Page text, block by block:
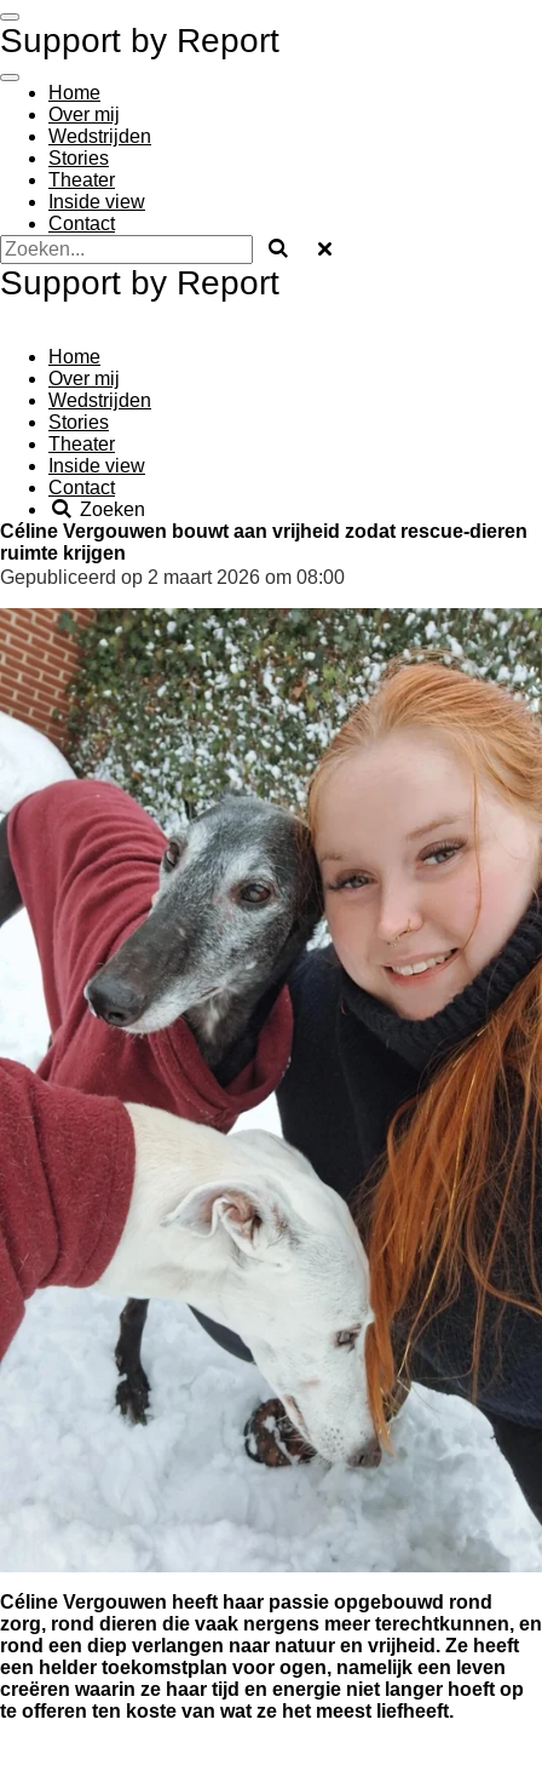
Ga
direct
naar
de
hoofdinhoud
Support by Report
Home
Over mij
Wedstrijden
Stories
Theater
Inside view
Contact
Support by Report
Home
Over mij
Wedstrijden
Stories
Theater
Inside view
Contact
Zoeken
Céline Vergouwen bouwt aan vrijheid zodat rescue-dieren
ruimte krijgen
Gepubliceerd op 2 maart 2026 om 08:00
Céline Vergouwen heeft haar passie opgebouwd rond
zorg, rond dieren die vaak nergens meer terechtkunnen, en
rond een diep verlangen naar natuur en vrijheid. Ze heeft
een helder toekomstplan voor ogen, namelijk een leven
creëren waarin ze haar tijd en energie niet langer hoeft op
te offeren ten koste van wat ze het meest liefheeft.